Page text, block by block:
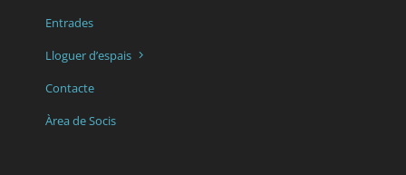
Entrades
Lloguer d’espais
Contacte
Àrea de Socis